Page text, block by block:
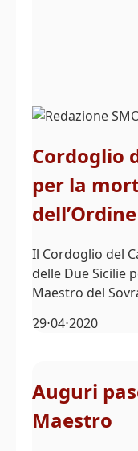
Cordoglio
per la
Il Cordoglio del
delle Due Sicilie
Maestro del
29⋅04⋅2020
Auguri
Maestro